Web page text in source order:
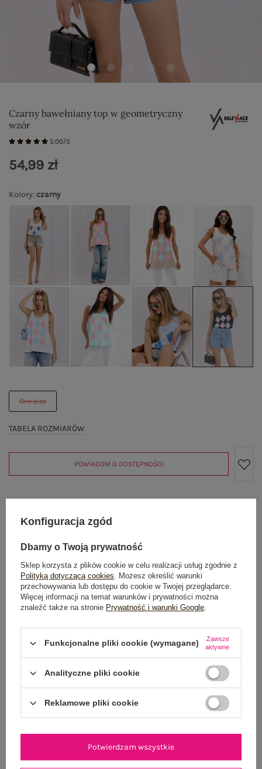
Czarny bawełniany top w geometryczny
wzór
5.00/5
Kolory: czarny
One size
TABELA ROZMIARÓW
54,99 zł
POWIADOM O DOSTĘPNOŚCI
OPIS PRODUKTU
GŁÓWNE PARAMETRY
WYSYŁKA I DOSTAWA
ZWROTY I REKLAMACJE
Konfiguracja zgód
Dbamy o Twoją prywatność
Sklep korzysta z plików cookie w celu realizacji usług zgodnie z
Polityką dotyczącą cookies. Możesz określić warunki
przechowywania lub dostępu do cookie w Twojej przeglądarce.
Więcej informacji na temat warunków i prywatności można
znaleźć także na stronie Prywatność i warunki Google.
Funkcjonalne pliki cookie (wymagane)
Zawsze
aktywne
Analityczne pliki cookie
Reklamowe pliki cookie
Potwierdzam wszystkie